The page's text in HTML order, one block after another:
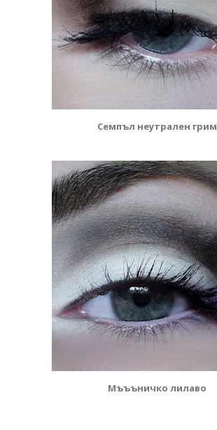
Семпъл неутрален грим
Мъъъничко лилаво